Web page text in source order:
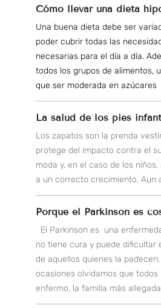
Cómo llevar una dieta
Una buena dieta debe ser
poder cubrir todas las
necesarias para el día a día.
todos los grupos de alimentos,
que ser moderada en azúcares
La salud de los pies
Los zapatos son la prenda
protege del impacto contra el
moda y, en el caso de los
a un correcto crecimiento. Aun
Porque el Parkinson es
El Parkinson es una
no tiene cura y puede dificultar
de aquellos quienes la
ocasiones olvidamos que todos
enfermo, la familia más